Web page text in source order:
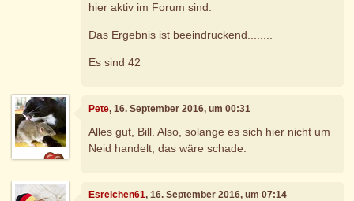
hier aktiv im Forum sind.
Das Ergebnis ist beeindruckend........
Es sind 42
Pete, 16. September 2016, um 00:31
Alles gut, Bill. Also, solange es sich hier nicht um
Neid handelt, das wäre schade.
Esreichen61, 16. September 2016, um 07:14